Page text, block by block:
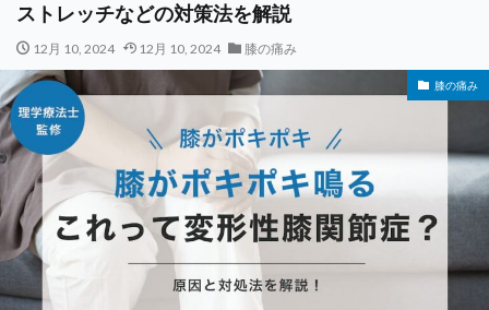
ストレッチなどの対策法を解説
12月 10, 2024 12月 10, 2024 膝の痛み
膝の痛み